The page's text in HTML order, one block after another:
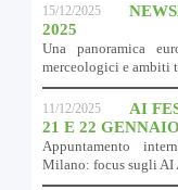
15/12/2025
2025
Una panoramica
merceologici e ambiti
11/12/2025
AI
21 E 22
Appuntamento
Milano: focus sugli AI